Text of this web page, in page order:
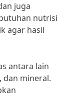
juga
nutrisi
agar hasil
antara lain
dan mineral.